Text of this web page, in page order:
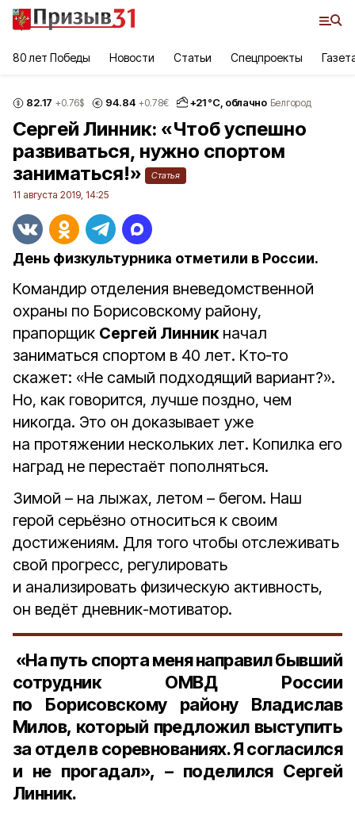
80 лет Победы Новости Статьи Спецпроекты
82.17 +0.76$ 94.84 +0.78€ +21°С, облачно Белгород
Сергей Линник: «Чтоб успешно
развиваться, нужно спортом
заниматься!»
Статья
11 августа 2019, 14:25
День физкультурника отметили в России.
Командир отделения вневедомственной
охраны по Борисовскому району,
прапорщик Сергей Линникначал
заниматься спортом в 40 лет. Кто‑то
скажет: «Не самый подходящий вариант?».
Но, как говорится, лучше поздно, чем
никогда. Это он доказывает уже
на протяжении нескольких лет. Копилка его
наград не перестаёт пополняться.
Зимой – на лыжах, летом – бегом. Наш
герой серьёзно относиться к своим
достижениям. Для того чтобы отслеживать
свой прогресс, регулировать
и анализировать физическую активность,
он ведёт дневник-мотиватор.
«На путь спорта меня направил бывший
сотрудник ОМВД России
по Борисовскому району Владислав
Милов, который предложил выступить
за отдел в соревнованиях. Я согласился
и не прогадал», – поделился Сергей
Линник.